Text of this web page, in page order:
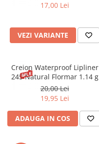
17,00 Lei
VEZI VARIANTE
Creion Waterproof Lipliner
245 Natural Flormar 1.14 g
20,00 Lei
19,95 Lei
ADAUGA IN COS